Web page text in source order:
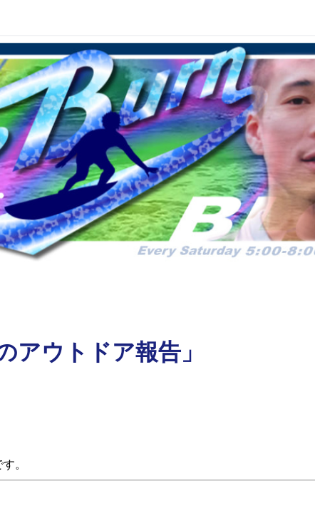
アウトドア報告」
。